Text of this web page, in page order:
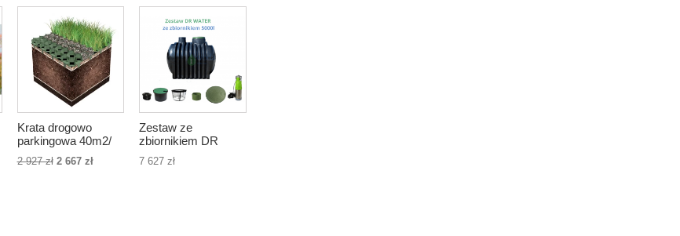
Krata drogowo
parkingowa 40m2/
176szt., wys. 5cm,
kolor czarny - Stella
2 927 zł 2 667 zł
Zestaw ze
zbiornikiem DR
Water 5000l 5m3
7 627 zł